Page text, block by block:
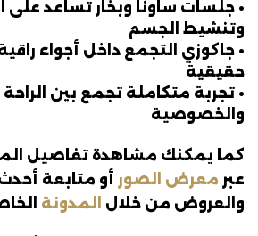
• جلسات ساونا وبخار تساعد على
وتنشيط الجسم
• جاكوزي التجمع داخل أجواء
حقيقية
• تجربة متكاملة تجمع بين
والخصوصية
كما يمكنك مشاهدة تفاصيل
عبر معرض الصور أو متابعة
والعروض من خلال
المدونة